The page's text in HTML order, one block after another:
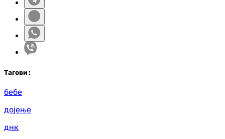
Тагови :
бебе
дојење
днк